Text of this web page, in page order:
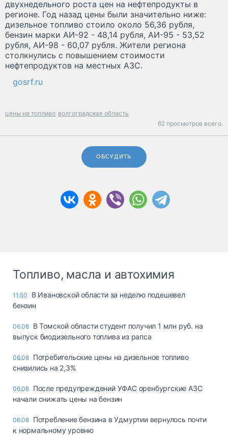
двухнедельного роста цен на нефтепродукты в
регионе. Год назад цены были значительно ниже:
дизельное топливо стоило около 56,36 рубля,
бензин марки АИ-92 - 48,14 рубля, АИ-95 - 53,52
рубля, АИ-98 - 60,07 рубля. Жители региона
столкнулись с повышением стоимости
нефтепродуктов на местных АЗС.
gosrf.ru
цены на топливо волгоградская область
62 просмотров всего.
ОБСУДИТЬ
Топливо, масла и автохимия
11:50
В Ивановской области за неделю подешевел
бензин
06.08 В Томской области студент получил 1 млн руб. на
выпуск биодизельного топлива из рапса
06.08 Потребительские цены на дизельное топливо
снизились на 2,3%
06.08 После предупреждений УФАС оренбургские АЗС
начали снижать цены на бензин
06.08 Потребление бензина в Удмуртии вернулось почти
к нормальному уровню